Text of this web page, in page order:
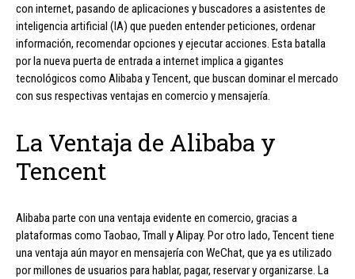
con internet, pasando de aplicaciones y buscadores a asistentes de
inteligencia artificial (IA) que pueden entender peticiones, ordenar
información, recomendar opciones y ejecutar acciones. Esta batalla
por la nueva puerta de entrada a internet implica a gigantes
tecnológicos como Alibaba y Tencent, que buscan dominar el mercado
con sus respectivas ventajas en comercio y mensajería.
La Ventaja de Alibaba y
Tencent
Alibaba parte con una ventaja evidente en comercio, gracias a
plataformas como Taobao, Tmall y Alipay. Por otro lado, Tencent tiene
una ventaja aún mayor en mensajería con WeChat, que ya es utilizado
por millones de usuarios para hablar, pagar, reservar y organizarse. La